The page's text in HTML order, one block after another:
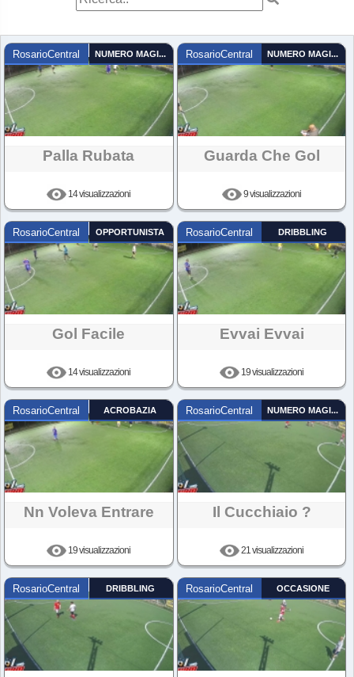
RosarioCentral NUMERO MAGICO
Palla Rubata
14 visualizzazioni
RosarioCentral NUMERO MAGICO
Guarda Che Gol
9 visualizzazioni
RosarioCentral OPPORTUNISTA
Gol Facile
14 visualizzazioni
RosarioCentral DRIBBLING
Evvai Evvai
19 visualizzazioni
RosarioCentral ACROBAZIA
Nn Voleva Entrare
19 visualizzazioni
RosarioCentral NUMERO MAGICO
Il Cucchiaio ?
21 visualizzazioni
RosarioCentral DRIBBLING RosarioCentral OCCASIONE